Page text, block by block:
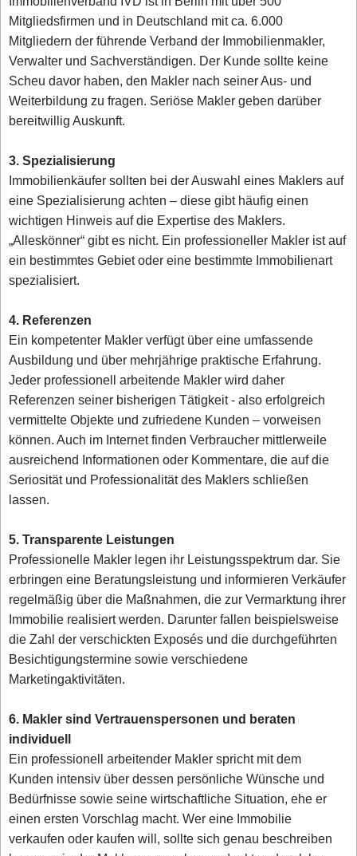
Mitgliedsfirmen und in Deutschland mit ca. 6.000
Mitgliedern der führende Verband der Immobilienmakler,
Verwalter und Sachverständigen. Der Kunde sollte keine
Scheu davor haben, den Makler nach seiner Aus- und
Weiterbildung zu fragen. Seriöse Makler geben darüber
bereitwillig Auskunft.
3. Spezialisierung
Immobilienkäufer sollten bei der Auswahl eines Maklers auf
eine Spezialisierung achten – diese gibt häufig einen
wichtigen Hinweis auf die Expertise des Maklers.
„Alleskönner“ gibt es nicht. Ein professioneller Makler ist auf
ein bestimmtes Gebiet oder eine bestimmte Immobilienart
spezialisiert.
4. Referenzen
Ein kompetenter Makler verfügt über eine umfassende
Ausbildung und über mehrjährige praktische Erfahrung.
Jeder professionell arbeitende Makler wird daher
Referenzen seiner bisherigen Tätigkeit - also erfolgreich
vermittelte Objekte und zufriedene Kunden – vorweisen
können. Auch im Internet finden Verbraucher mittlerweile
ausreichend Informationen oder Kommentare, die auf die
Seriosität und Professionalität des Maklers schließen
lassen.
5. Transparente Leistungen
Professionelle Makler legen ihr Leistungsspektrum dar. Sie
erbringen eine Beratungsleistung und informieren Verkäufer
regelmäßig über die Maßnahmen, die zur Vermarktung ihrer
Immobilie realisiert werden. Darunter fallen beispielsweise
die Zahl der verschickten Exposés und die durchgeführten
Besichtigungstermine sowie verschiedene
Marketingaktivitäten.
6. Makler sind Vertrauenspersonen und beraten
individuell
Ein professionell arbeitender Makler spricht mit dem
Kunden intensiv über dessen persönliche Wünsche und
Bedürfnisse sowie seine wirtschaftliche Situation, ehe er
einen ersten Vorschlag macht. Wer eine Immobilie
verkaufen oder kaufen will, sollte sich genau beschreiben